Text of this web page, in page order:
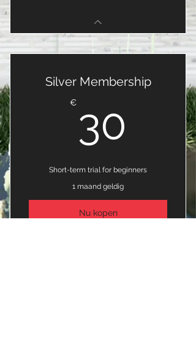
Silver Membership
€ 30 30€
Short-term trial for beginners
1 maand geldig
Nu kopen